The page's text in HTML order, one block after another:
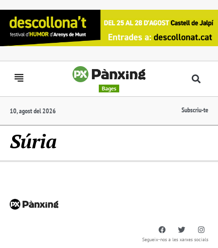
Bages
10, agost del 2026 Subscriu-te
Súria
Segueix-nos a les xarxes socials